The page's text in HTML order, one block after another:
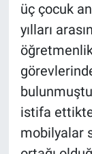
üç çocuk
yılları
istifa
mobilyalar